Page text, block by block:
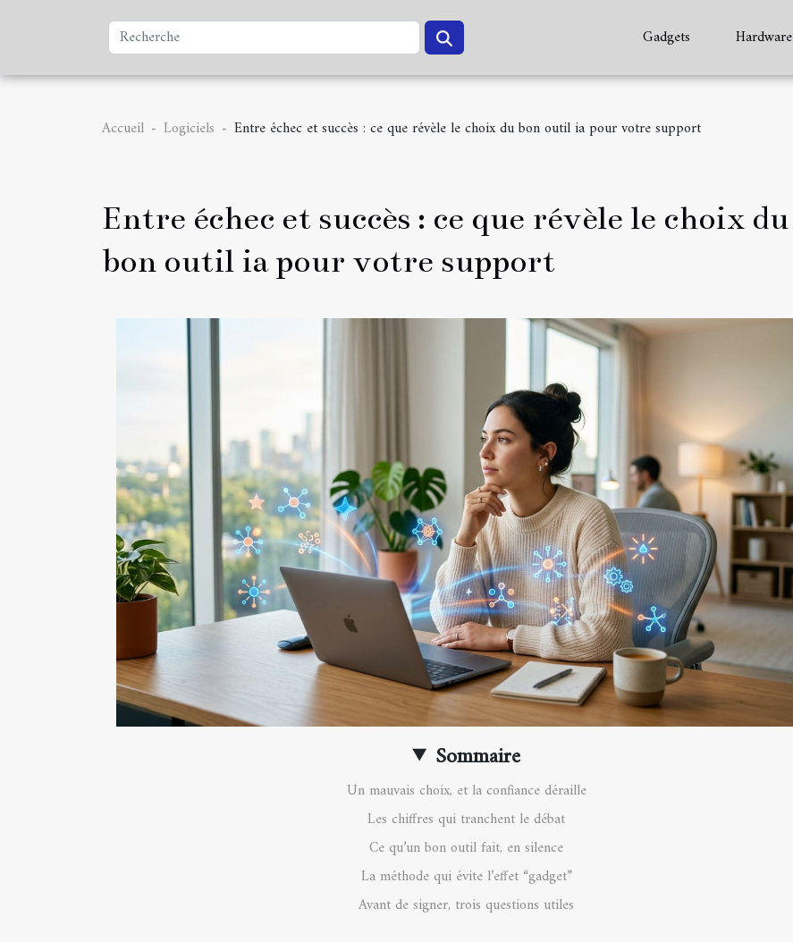
Gadgets Hardware
Accueil Logiciels Entre échec et succès : ce que révèle le choix du bon outil ia pour votre support
Entre échec et succès : ce que révèle le choix du
bon outil ia pour votre support
Sommaire
Un mauvais choix, et la confiance déraille
Les chiffres qui tranchent le débat
Ce qu’un bon outil fait, en silence
La méthode qui évite l’effet “gadget”
Avant de signer, trois questions utiles